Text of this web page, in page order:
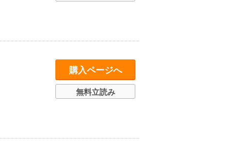
購入ページへ
無料立読み